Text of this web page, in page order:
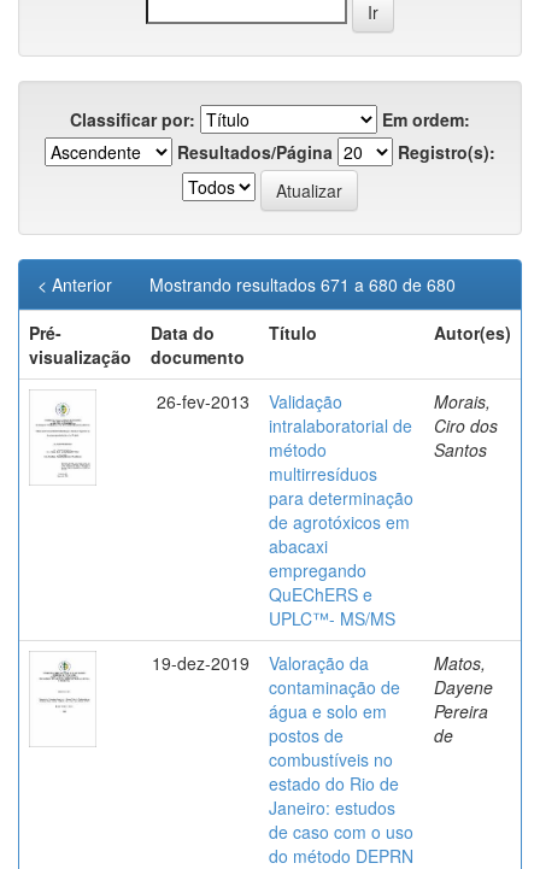
Classificar por:
Em ordem:
Resultados/Página
Registro(s):
Mostrando resultados 671 a 680 de 680
< Anterior
Pré-
visualização
Data do
documento
Título Autor(es)
26-fev-2013
Validação
intralaboratorial de
método
multirresíduos
para determinação
de agrotóxicos em
abacaxi
empregando
QuEChERS e
UPLC™- MS/MS
Morais,
Ciro dos
Santos
19-dez-2019
Valoração da
contaminação de
água e solo em
postos de
combustíveis no
estado do Rio de
Janeiro: estudos
de caso com o uso
do método DEPRN
Matos,
Dayene
Pereira
de